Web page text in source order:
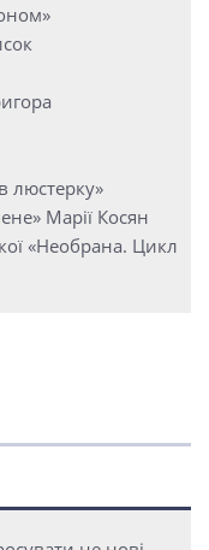
люстерку»
Марії Косян
«Необрана. Цикл